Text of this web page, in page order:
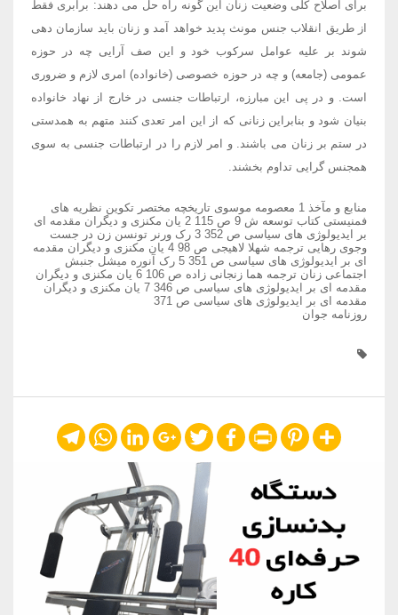
برای اصلاح کلی وضعیت زنان این گونه راه حل می دهند: برابری فقط
از طریق انقلاب جنس مونث پدید خواهد آمد و زنان باید سازمان دهی
شوند بر علیه عوامل سرکوب خود و این صف آرایی چه در حوزه
عمومی (جامعه) و چه در حوزه خصوصی (خانواده) امری لازم و ضروری
است. و در پی این مبارزه، ارتباطات جنسی در خارج از نهاد خانواده
بنیان شود و بنابراین زنانی که از این امر تعدی کنند متهم به همدستی
در ستم بر زنان می باشند. و امر لازم را در ارتباطات جنسی به سوی
همجنس گرایی تداوم بخشند.
منابع و مآخذ 1 معصومه موسوی تاریخچه مختصر تکوین نظریه های
فمنیستی کتاب توسعه ش 9 ص 115 2 یان مکنزی و دیگران مقدمه ای
بر ایدیولوژی های سیاسی ص 352 3 رک ورنر تونسن زن در جست
وجوی رهایی ترجمه شهلا لاهیجی ص 98 4 یان مکنزی و دیگران مقدمه
ای بر ایدیولوژی های سیاسی ص 351 5 رک آنوره میشل جنبش
اجتماعی زنان ترجمه هما زنجانی زاده ص 106 6 یان مکنزی و دیگران
مقدمه ای بر ایدیولوژی های سیاسی ص 346 7 یان مکنزی و دیگران
مقدمه ای بر ایدیولوژی های سیاسی ص 371
روزنامه جوان
Share
Pinterest
Print
Facebook
Twitter
Google+
LinkedIn
WhatsApp
Telegram